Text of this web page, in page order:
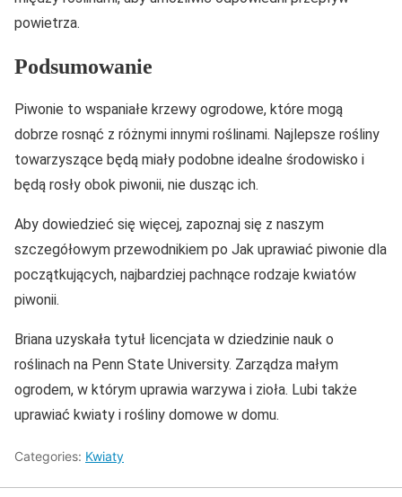
powietrza.
Podsumowanie
Piwonie to wspaniałe krzewy ogrodowe, które mogą
dobrze rosnąć z różnymi innymi roślinami. Najlepsze rośliny
towarzyszące będą miały podobne idealne środowisko i
będą rosły obok piwonii, nie dusząc ich.
Aby dowiedzieć się więcej, zapoznaj się z naszym
szczegółowym przewodnikiem po Jak uprawiać piwonie dla
początkujących, najbardziej pachnące rodzaje kwiatów
piwonii.
Briana uzyskała tytuł licencjata w dziedzinie nauk o
roślinach na Penn State University. Zarządza małym
ogrodem, w którym uprawia warzywa i zioła. Lubi także
uprawiać kwiaty i rośliny domowe w domu.
Categories: Kwiaty